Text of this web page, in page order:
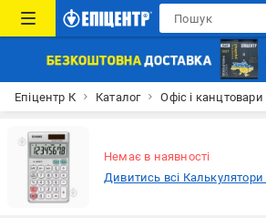
Епіцентр К Каталог Офіс і канцтовари
Немає в наявності
Дивитись всі Калькулятори